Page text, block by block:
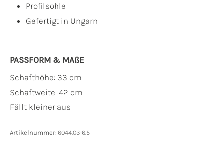
Profilsohle
Gefertigt in Ungarn
PASSFORM & MAẞE
Schafthöhe: 33 cm
Schaftweite: 42 cm
Fällt kleiner aus
Artikelnummer: 6044.03-6.5